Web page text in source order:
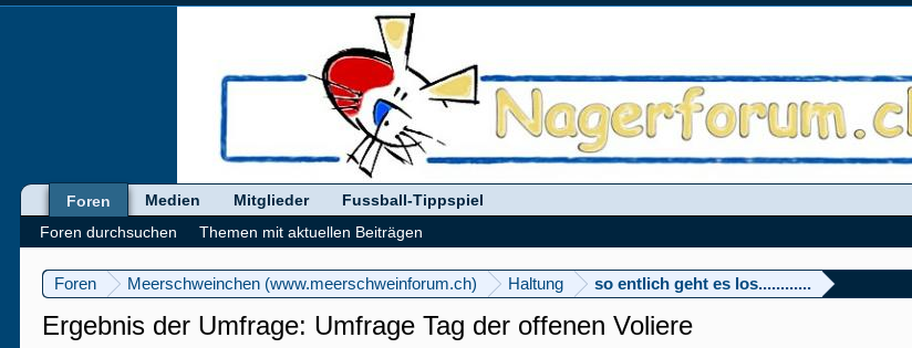
Foren Meerschweinchen (www.meerschweinforum.ch) Haltung so entlich geht es los............
Ergebnis der Umfrage: Umfrage Tag der offenen Voliere
Foren
Foren durchsuchen
Themen mit aktuellen Beiträgen
Medien Mitglieder Fussball-Tippspiel